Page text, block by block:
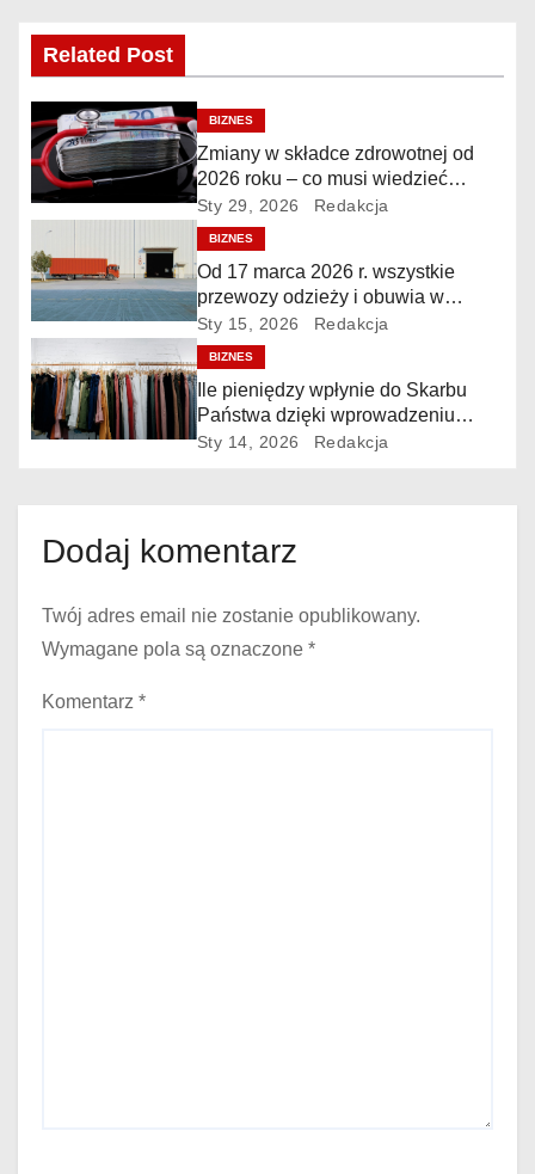
g
a
c
j
a
w
p
Related Post
BIZNES
Zmiany w składce zdrowotnej od
2026 roku – co musi wiedzieć
przedsiębiorca?
Sty 29, 2026 Redakcja
BIZNES
Od 17 marca 2026 r. wszystkie
przewozy odzieży i obuwia w
Polsce będą podlegały
obowiązkowemu monitorowaniu w
systemie SENT
Sty 15, 2026 Redakcja
BIZNES
Ile pieniędzy wpłynie do Skarbu
Państwa dzięki wprowadzeniu
monitorowania SENT dla odzieży i
Sty 14, 2026 Redakcja
Dodaj komentarz
Twój adres email nie zostanie opublikowany.
Wymagane pola są oznaczone *
Komentarz *